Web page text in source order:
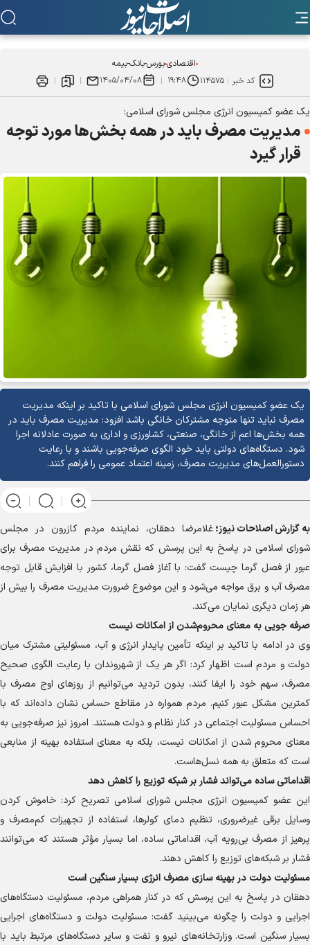
اقتصادیبورس-بانک-بیمه
کد خبر :۱۱۴۵۷۵ ۱۹:۴۸ ۱۴۰۵/۰۴/۰۸
یک عضو کمیسیون انرژی مجلس شورای اسلامی:
مدیریت مصرف باید در همه بخش‌ها مورد توجه
قرار گیرد
یک عضو کمیسیون انرژی مجلس شورای اسلامی با تاکید بر اینکه مدیریت
مصرف نباید تنها متوجه مشترکان خانگی باشد افزود: مدیریت مصرف باید در
همه بخش‌ها اعم از خانگی، صنعتی، کشاورزی و اداری به صورت عادلانه اجرا
شود. دستگاه‌های دولتی باید خود الگوی صرفه‌جویی باشند و با رعایت
دستورالعمل‌های مدیریت مصرف، زمینه اعتماد عمومی را فراهم کنند.
به گزارشاصلاحات نیوز؛غلامرضا دهقان، نماینده مردم کازرون در مجلس
شورای اسلامی در پاسخ به این پرسش که نقش مردم در مدیریت مصرف برای
عبور از فصل گرما چیست گفت: با آغاز فصل گرما، کشور با افزایش قابل توجه
مصرف آب و برق مواجه می‌شود و این موضوع ضرورت مدیریت مصرف را بیش از
هر زمان دیگری نمایان می‌کند.
صرفه جویی به معنای محروم‌شدن از امکانات نیست
وی در ادامه با تاکید بر اینکه تأمین پایدار انرژی و آب، مسئولیتی مشترک میان
دولت و مردم است اظهار کرد: اگر هر یک از شهروندان با رعایت الگوی صحیح
مصرف، سهم خود را ایفا کنند، بدون تردید می‌توانیم از روز‌های اوج مصرف با
کمترین مشکل عبور کنیم. مردم همواره در مقاطع حساس نشان داده‌اند که با
احساس مسئولیت اجتماعی در کنار نظام و دولت هستند. امروز نیز صرفه‌جویی به
معنای محروم شدن از امکانات نیست، بلکه به معنای استفاده بهینه از منابعی
است که متعلق به همه نسل‌هاست.
اقداماتی ساده می‌تواند فشار بر شبکه توزیع را کاهش دهد
این عضو کمیسیون انرژی مجلس شورای اسلامی تصریح کرد: خاموش کردن
وسایل برقی غیرضروری، تنظیم دمای کولرها، استفاده از تجهیزات کم‌مصرف و
پرهیز از مصرف بی‌رویه آب، اقداماتی ساده، اما بسیار مؤثر هستند که می‌توانند
فشار بر شبکه‌های توزیع را کاهش دهند.
مسئولیت دولت در بهینه سازی مصرف انرژی بسیار سنگین است
دهقان در پاسخ به این پرسش که در کنار همراهی مردم، مسئولیت دستگاه‌های
اجرایی و دولت را چگونه می‌بینید گفت: مسئولیت دولت و دستگاه‌های اجرایی
بسیار سنگین است. وزارتخانه‌های نیرو و نفت و سایر دستگاه‌های مرتبط باید با